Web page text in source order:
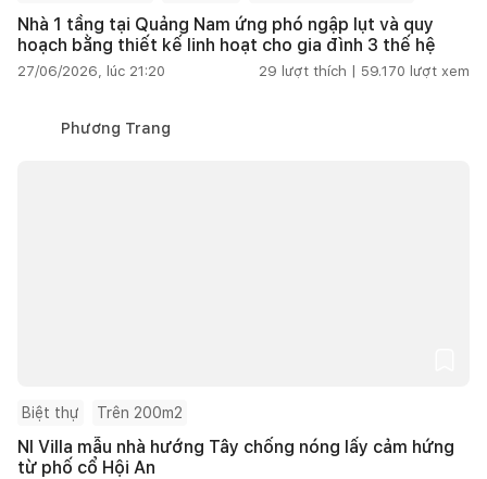
Nhà 1 tầng tại Quảng Nam ứng phó ngập lụt và quy
hoạch bằng thiết kế linh hoạt cho gia đình 3 thế hệ
27/06/2026, lúc 21:20 29 lượt thích | 59.170 lượt xem
Phương Trang
Biệt thự Trên 200m2
NI Villa mẫu nhà hướng Tây chống nóng lấy cảm hứng
từ phố cổ Hội An